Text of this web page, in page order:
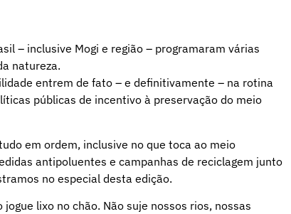
– inclusive Mogi e região – programaram várias
natureza.
entrem de fato – e definitivamente – na rotina
públicas de incentivo à preservação do meio
em ordem, inclusive no que toca ao meio
antipoluentes e campanhas de reciclagem junto
no especial desta edição.
lixo no chão. Não suje nossos rios, nossas